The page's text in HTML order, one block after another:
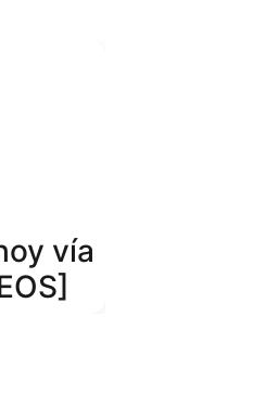
vía